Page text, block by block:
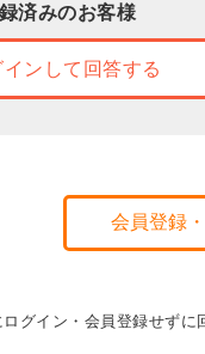
済みのお客様
インして回答する
会員登録
グイン・会員登録せず